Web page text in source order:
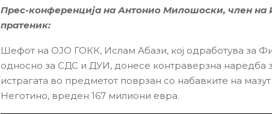
Прес-конференција на Антонио Милошоски, член
пратеник:
Шефот на ОЈО ГОКК, Ислам Абази, кој одработува за
односно за СДС и ДУИ, донесе контраверзна наредба
истрагата во предметот поврзан со набавките на
Неготино, вреден 167 милиони евра.